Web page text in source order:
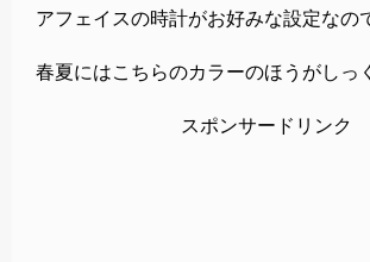
アフェイスの時計がお好みな設定なの
春夏にはこちらのカラーのほうがしっ
スポンサードリンク